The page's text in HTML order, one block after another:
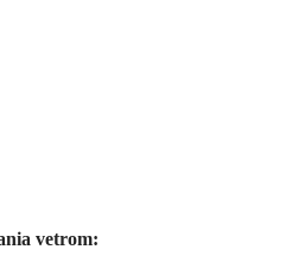
vetrom: